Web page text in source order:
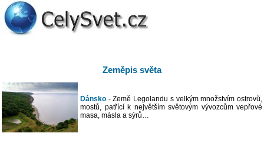
Zeměpis světa
Dánsko - Země Legolandu s velkým množstvím ostrovů,
mostů, patřící k největším světovým vývozcům vepřové
masa, másla a sýrů…